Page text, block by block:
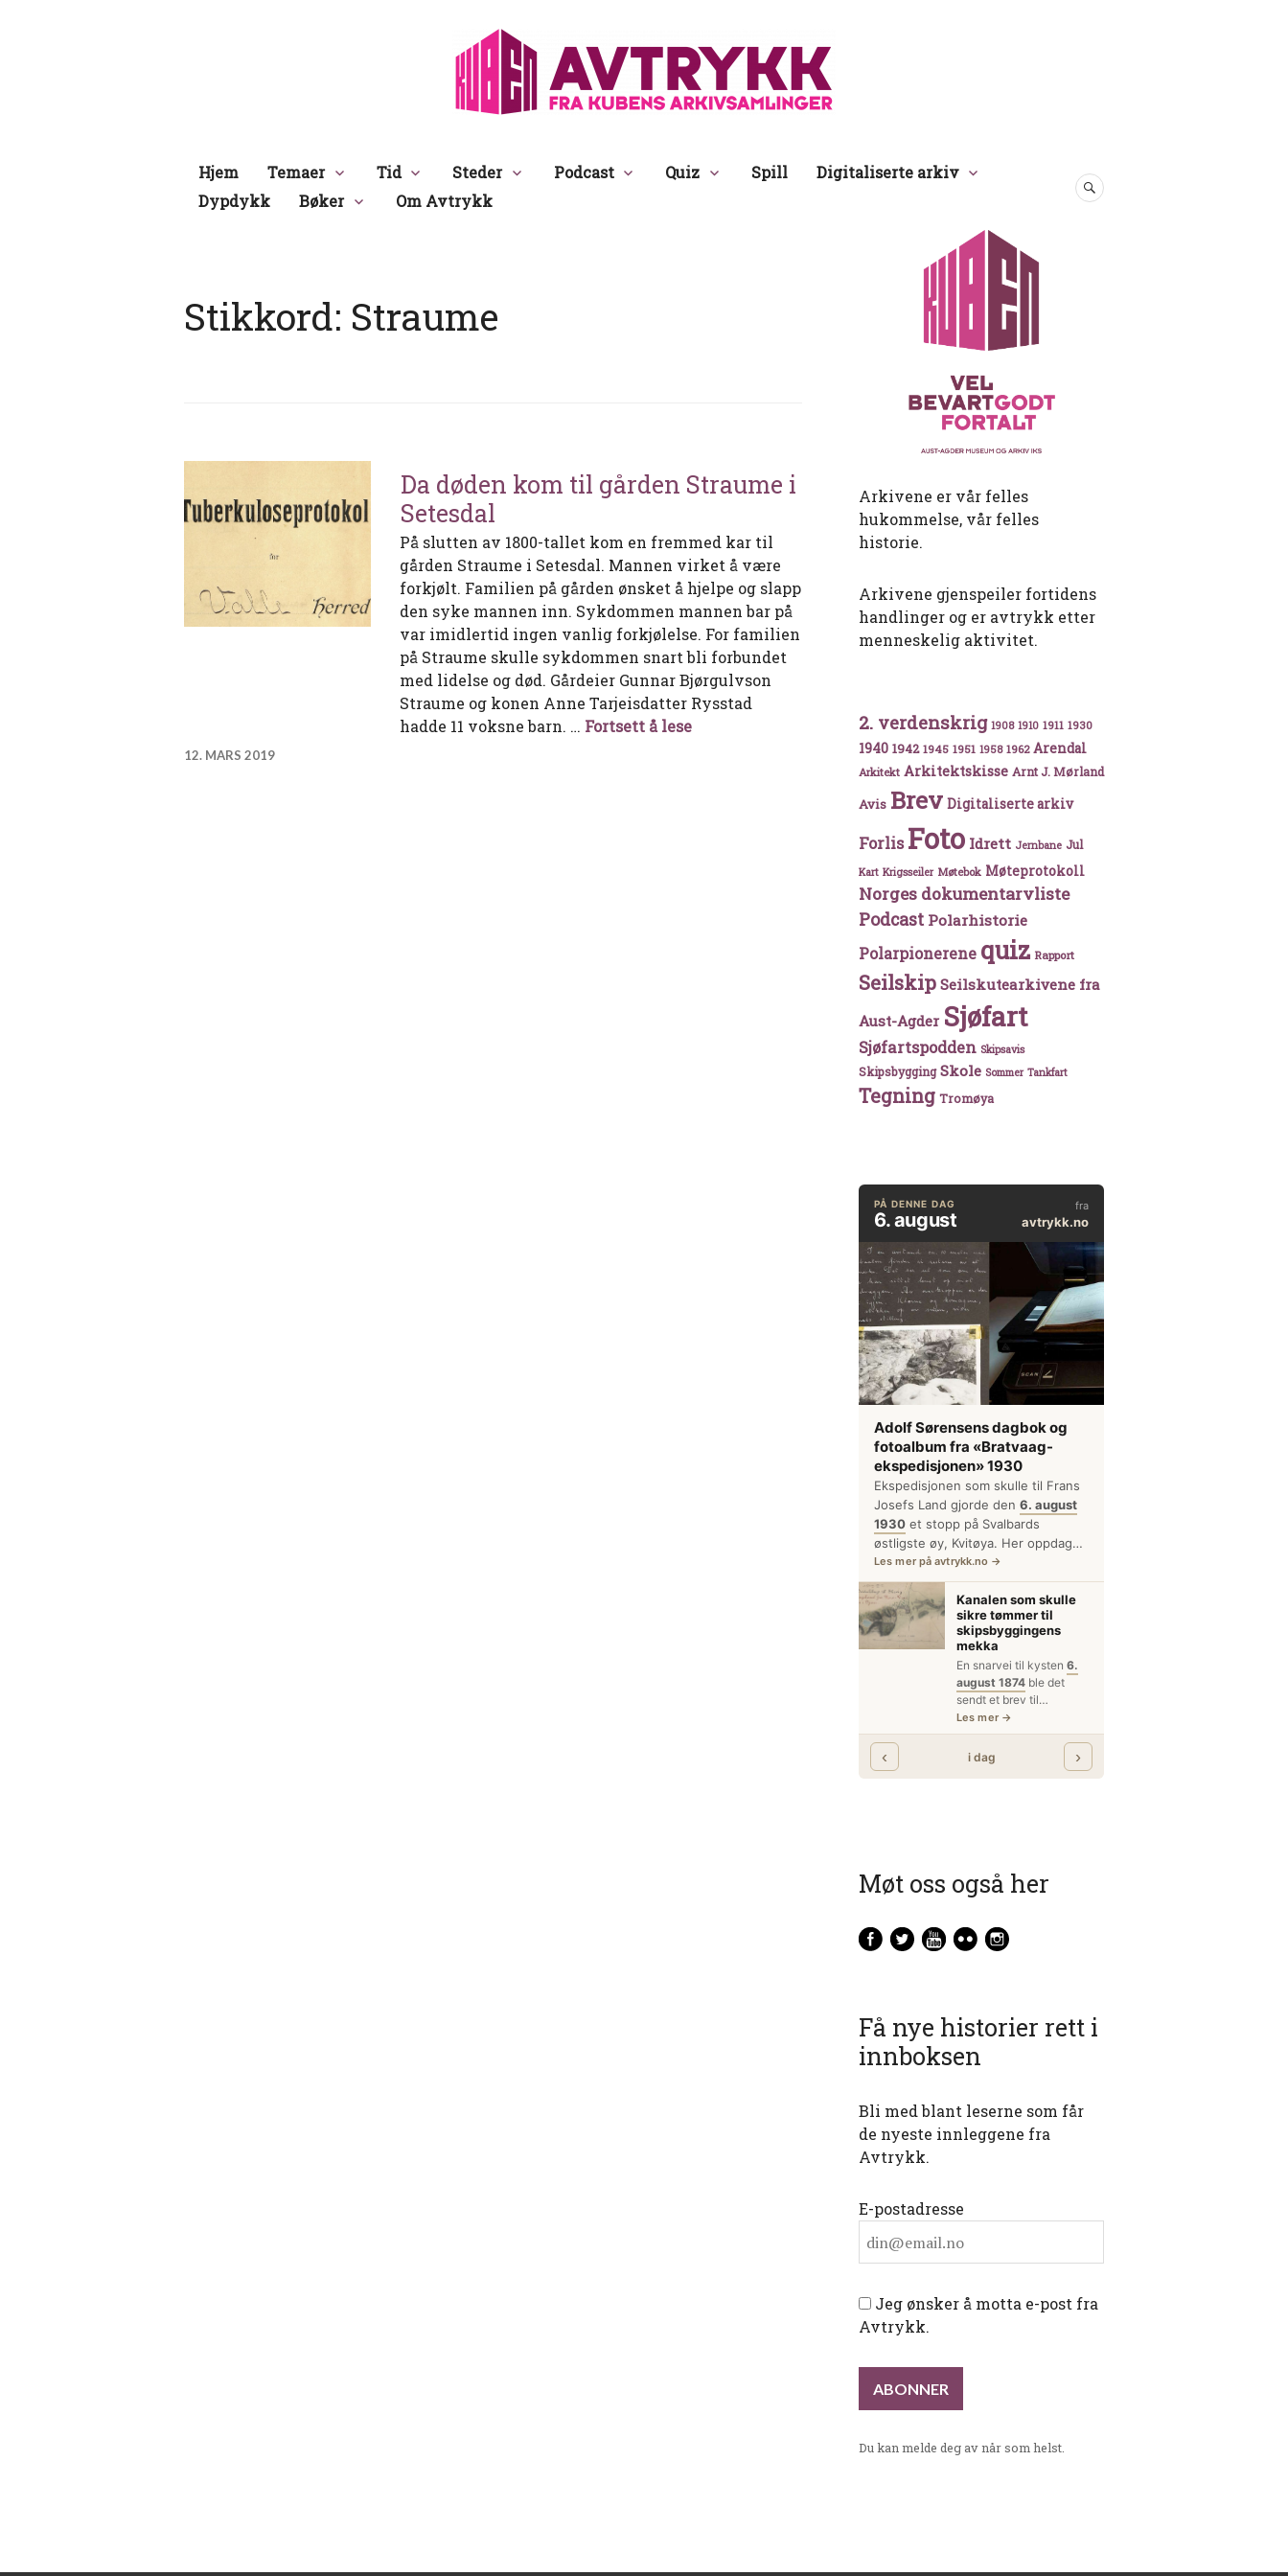
Avtrykk
Hjem Temaer Tid Steder Podcast Quiz Spill
Digitaliserte arkiv
Dypdykk
Bøker Om Avtrykk
SØK
Stikkord: Straume
Da døden kom til gården Straume i
Setesdal
På slutten av 1800-tallet kom en fremmed kar til
gården Straume i Setesdal. Mannen virket å være
forkjølt. Familien på gården ønsket å hjelpe og slapp
den syke mannen inn. Sykdommen mannen bar på
var imidlertid ingen vanlig forkjølelse. For familien
på Straume skulle sykdommen snart bli forbundet
med lidelse og død. Gårdeier Gunnar Bjørgulvson
Straume og konen Anne Tarjeisdatter Rysstad
hadde 11 voksne barn. … Fortsett å leseDa døden kom til gården Straume i Setesdal
12. MARS 2019
Arkivene er vår felles
hukommelse, vår felles
historie.
Arkivene gjenspeiler fortidens
handlinger og er avtrykk etter
menneskelig aktivitet.
2. verdenskrig 1908 1910 1911 1930
1940 1942 1945 1951 1958 1962 Arendal
Arkitekt Arkitektskisse Arnt J. Mørland
Avis Brev Digitaliserte arkiv
Forlis Foto Idrett Jernbane Jul
Kart Krigsseiler Møtebok Møteprotokoll
Norges dokumentarvliste
Podcast Polarhistorie
Polarpionerene quiz Rapport
Seilskip Seilskutearkivene fra
Aust-Agder Sjøfart
Sjøfartspodden Skipsavis
Skipsbygging Skole Sommer Tankfart
Tegning Tromøya
Møt oss også her
Få nye historier rett i
innboksen
Bli med blant leserne som får
de nyeste innleggene fra
Avtrykk.
E-postadresse
Jeg ønsker å motta e-post fra
Avtrykk.
Du kan melde deg av når som helst.